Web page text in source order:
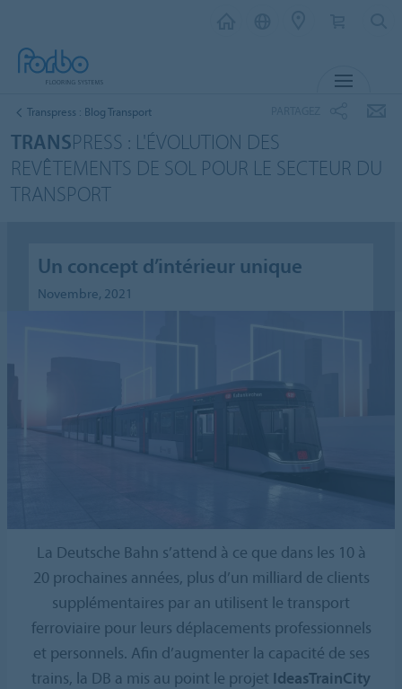
Transpress : Blog Transport
TRANSPRESS : L'ÉVOLUTION DES
REVÊTEMENTS DE SOL POUR LE SECTEUR DU
TRANSPORT
Un concept d’intérieur unique
Novembre, 2021
La Deutsche Bahn s’attend à ce que dans les 10 à
20 prochaines années, plus d’un milliard de clients
supplémentaires par an utilisent le transport
ferroviaire pour leurs déplacements professionnels
et personnels. Afin d’augmenter la capacité de ses
trains, la DB a mis au point le projet IdeasTrainCity